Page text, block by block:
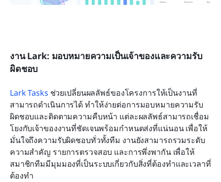
งาน Lark: มอบหมายความเป็นเจ้าของและความรับ
ผิดชอบ
Lark Tasks ช่วยเปลี่ยนผลลัพธ์ของโครงการให้เป็นงานที่
สามารถดำเนินการได้ ทำให้ง่ายต่อการมอบหมายความรับ
ผิดชอบและติดตามความคืบหน้า แต่ละผลลัพธ์สามารถเชื่อม
โยงกับเจ้าของงานที่ชัดเจนพร้อมกำหนดส่งที่แน่นอน เพื่อให้
มั่นใจถึงความรับผิดชอบทั่วทั้งทีม งานยังสามารถรวมระดับ
ความสำคัญ รายการตรวจสอบ และการพึ่งพากัน เพื่อให้
สมาชิกทีมมีมุมมองที่เป็นระบบเกี่ยวกับสิ่งที่ต้องทำและเวลาที่
ต้องทำ